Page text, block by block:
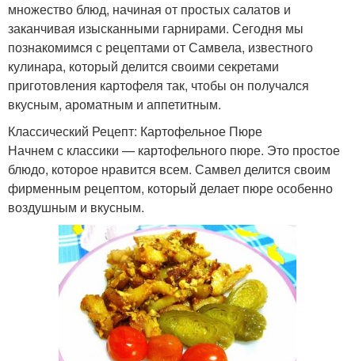
множество блюд, начиная от простых салатов и
заканчивая изысканными гарнирами. Сегодня мы
познакомимся с рецептами от Самвела, известного
кулинара, который делится своими секретами
приготовления картофеля так, чтобы он получался
вкусным, ароматным и аппетитным.
Классический Рецепт: Картофельное Пюре
Начнем с классики — картофельного пюре. Это простое
блюдо, которое нравится всем. Самвел делится своим
фирменным рецептом, который делает пюре особенно
воздушным и вкусным.